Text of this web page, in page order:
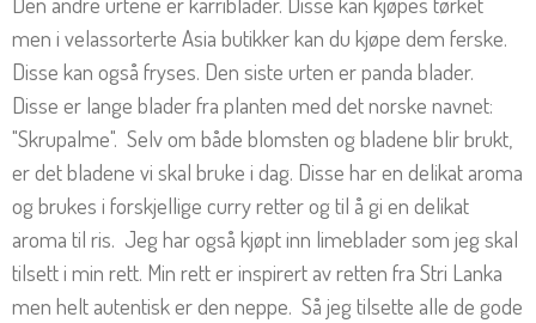
men i velassorterte Asia butikker kan du kjøpe dem ferske.
Disse kan også fryses. Den siste urten er panda blader.
Disse er lange blader fra planten med det norske navnet:
"Skrupalme". Selv om både blomsten og bladene blir brukt,
er det bladene vi skal bruke i dag. Disse har en delikat aroma
og brukes i forskjellige curry retter og til å gi en delikat
aroma til ris. Jeg har også kjøpt inn limeblader som jeg skal
tilsett i min rett. Min rett er inspirert av retten fra Stri Lanka
men helt autentisk er den neppe. Så jeg tilsette alle de gode